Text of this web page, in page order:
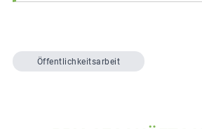
Öffentlichkeitsarbeit